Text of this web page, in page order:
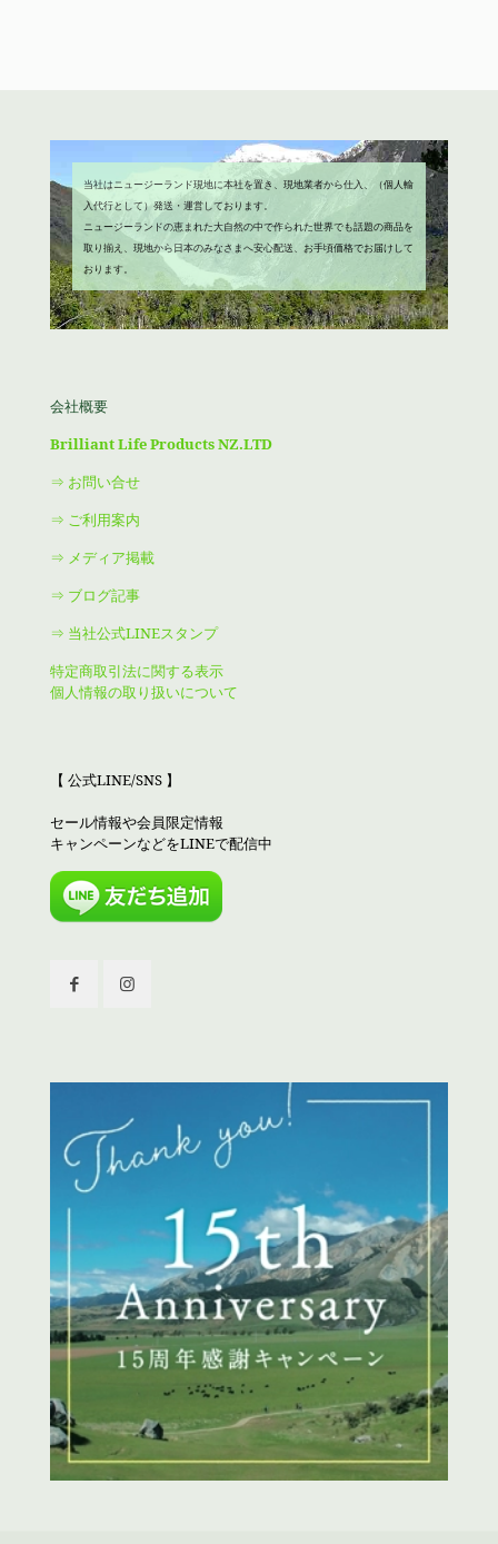
当社はニュージーランド現地に本社を置き、現地業者から仕入、（個人輸
入代行として）発送・運営しております。
ニュージーランドの恵まれた大自然の中で作られた世界でも話題の商品を
取り揃え、現地から日本のみなさまへ安心配送、お手頃価格でお届けして
おります。
会社概要
Brilliant Life Products NZ.LTD
⇒ お問い合せ
⇒ ご利用案内
⇒ メディア掲載
⇒ ブログ記事
⇒ 当社公式LINEスタンプ
特定商取引法に関する表示
個人情報の取り扱いについて
【 公式LINE/SNS 】
セール情報や会員限定情報
キャンペーンなどをLINEで配信中